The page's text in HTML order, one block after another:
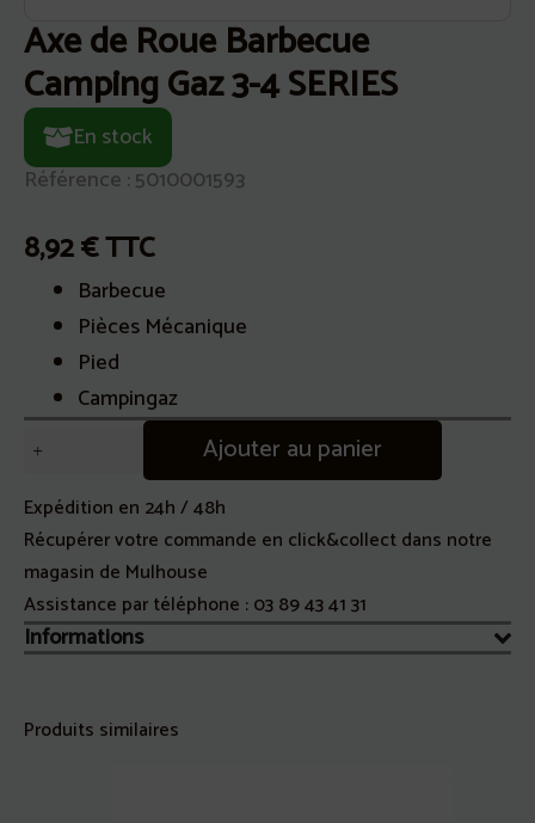
Axe de Roue Barbecue
Camping Gaz 3-4 SERIES
En stock
Référence : 5010001593
8,92€TTC
Barbecue
Pièces Mécanique
Pied
Campingaz
quantité
Axe
de
Barbecue
Camping
Gaz
SERIES
Ajouter au panier
Expédition en 24h / 48h
Récupérer votre commande en click&collect dans notre
magasin de Mulhouse
Assistance par téléphone :03 89 43 41 31
Informations
Produits similaires